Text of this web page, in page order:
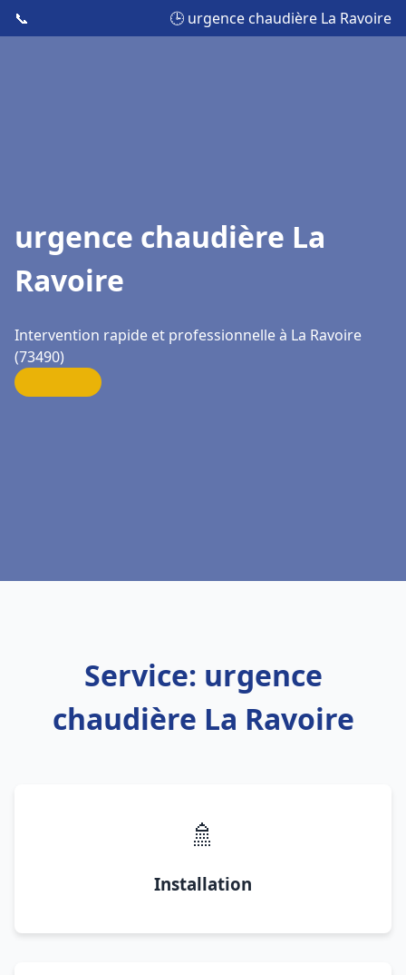
📞 🕒 urgence chaudière La Ravoire
urgence chaudière La
Ravoire
Intervention rapide et professionnelle à La Ravoire
(73490)
Service: urgence
chaudière La Ravoire
🚿
Installation